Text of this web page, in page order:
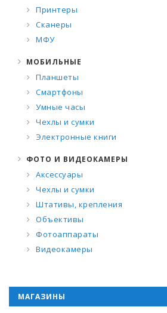
Принтеры
Сканеры
МФУ
МОБИЛЬНЫЕ
Планшеты
Смартфоны
Умные часы
Чехлы и сумки
Электронные книги
ФОТО И ВИДЕОКАМЕРЫ
Аксессуары
Чехлы и сумки
Штативы, крепления
Объективы
Фотоаппараты
Видеокамеры
МАГАЗИНЫ